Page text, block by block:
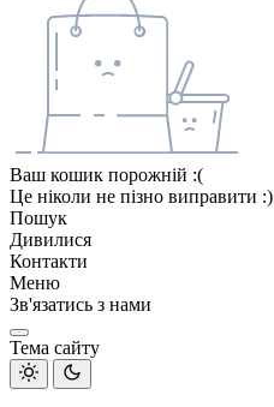
Ваш кошик порожній :(
Це ніколи не пізно виправити :)
Пошук
Дивилися
Контакти
Меню
Зв'язатись з нами
Тема сайту